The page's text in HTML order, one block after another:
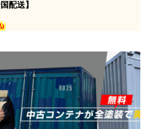
配送】
)